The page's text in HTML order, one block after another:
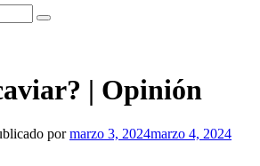
| Opinión
pormarzo 3, 2024marzo 4, 2024